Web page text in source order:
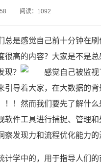
阅读：1092
总是感觉自己前十分钟在
很高的内容？大家是不是
现？
引导着大家，在大数据的
！！然而我们要先了解什
软件工具进行捕捉、管理
察发现力和流程优化能力
计学中的，用于指导人们